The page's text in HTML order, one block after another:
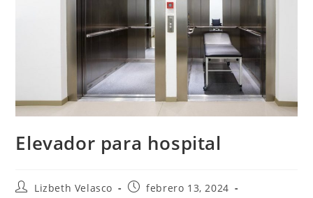
Elevador para hospital
Lizbeth Velasco
febrero 13, 2024